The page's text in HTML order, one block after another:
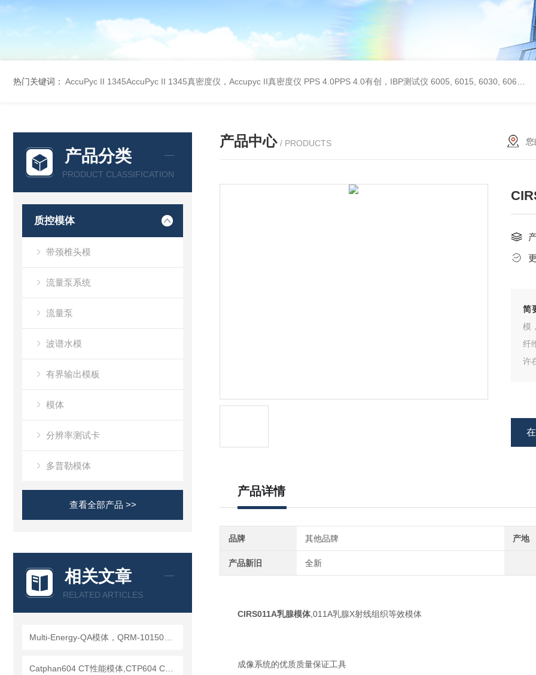
热门关键词： AccuPyc II 1345AccuPyc II 1345真密度仪，Accupyc II真密度仪 PPS 4.0PPS 4.0有创，IBP测试仪 6005, 6015, 6030, 6060, 6100, 6170Hans Rudolph非扩散气体收集袋,Hans Rudolph非扩散气囊
产品分类
PRODUCT CLASSIFICATION
质控模体
带颈椎头模
流量泵系统
流量泵
波谱水模
有界输出模板
模体
分辨率测试卡
多普勒模体
查看全部产品 >>
相关文章
RELATED ARTICLES
产品中心 / PRODUCTS 您
简
模
纤
许
产品详情
品牌 其他品牌 产地
产品新旧 全新
CIRS011A乳腺模体,011A乳腺X射线组织等效模体
成像系统的优质质量保证工具